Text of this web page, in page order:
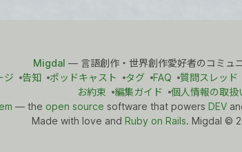
Migdal — 言語創作・世界創作愛好者のコミュ
ジ
告知 ポッドキャスト タグ FAQ 質問スレッド
お約束
編集ガイド
個人情報の取扱
— the open source software that powers DEV
Made with love and Ruby on Rails. Migdal ©